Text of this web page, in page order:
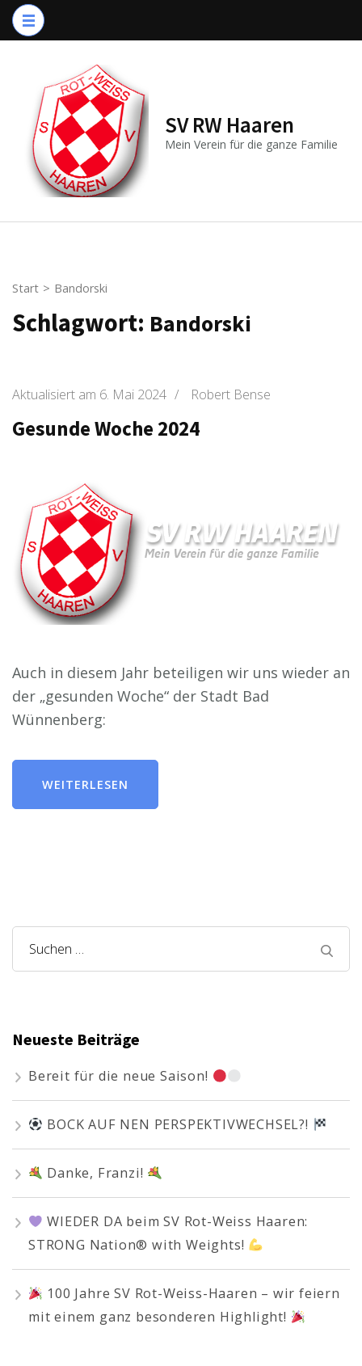
Zum
Inhalt
drücken)
SV RW Haaren
Mein Verein für die ganze Familie
Start > Bandorski
Schlagwort: Bandorski
Aktualisiert am 6. Mai 2024 / Robert Bense
Gesunde Woche 2024
Auch in diesem Jahr beteiligen wir uns wieder an
der „gesunden Woche“ der Stadt Bad
Wünnenberg:
WEITERLESEN
Suchen
nach:
Neueste Beiträge
Bereit für die neue Saison!
BOCK AUF NEN PERSPEKTIVWECHSEL?!
Danke, Franzi!
WIEDER DA beim SV Rot-Weiss Haaren:
STRONG Nation® with Weights!
100 Jahre SV Rot-Weiss-Haaren – wir feiern
mit einem ganz besonderen Highlight!